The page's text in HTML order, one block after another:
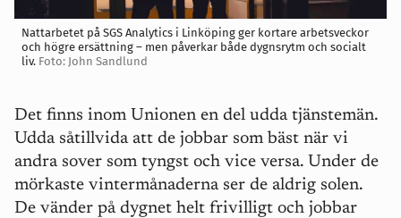
Nattarbetet på SGS Analytics i Linköping ger kortare arbetsveckor
och högre ersättning – men påverkar både dygnsrytm och socialt
liv. Foto: John Sandlund
Det finns inom Unionen en del udda tjänstemän.
Udda såtillvida att de jobbar som bäst när vi
andra sover som tyngst och vice versa. Under de
mörkaste vintermånaderna ser de aldrig solen.
De vänder på dygnet helt frivilligt och jobbar